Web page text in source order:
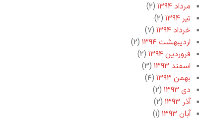
مرداد ۱۳۹۴
(۲)
تیر ۱۳۹۴
(۲)
خرداد ۱۳۹۴
(۷)
اردیبهشت ۱۳۹۴
(۲)
فروردین ۱۳۹۴
(۲)
اسفند ۱۳۹۳
(۳)
بهمن ۱۳۹۳
(۴)
دی ۱۳۹۳
(۲)
آذر ۱۳۹۳
(۲)
آبان ۱۳۹۳
(۱)